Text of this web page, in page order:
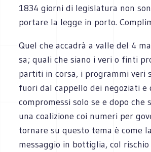
1834 giorni di legislatura non
portare la legge in porto.
Quel che accadrà a valle del 4
sa; quali che siano i veri o finti
partiti in corsa, i programmi veri
fuori dal cappello dei negoziati e
compromessi solo se e dopo che
una coalizione coi numeri per
tornare su questo tema è come
messaggio in bottiglia, col rischio